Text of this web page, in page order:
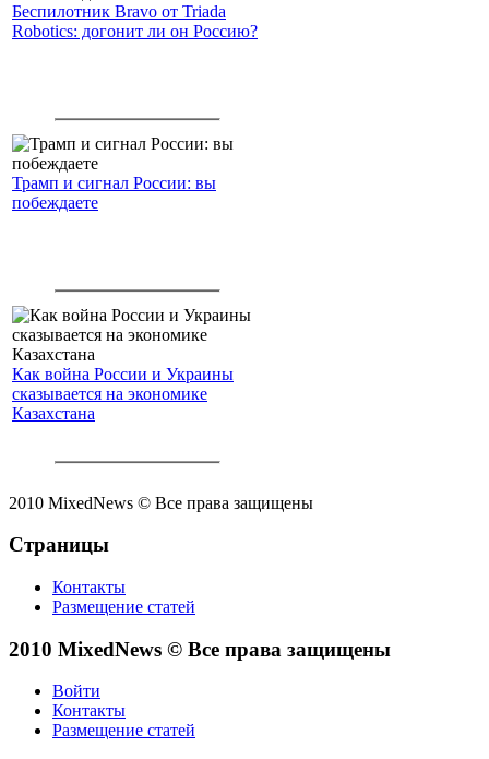
Беспилотник Bravo от Triada
Robotics: догонит ли он Россию?
Трамп и сигнал России: вы
побеждаете
Как война России и Украины
сказывается на экономике
Казахстана
2010 MixedNews © Все права защищены
Страницы
Контакты
Размещение статей
2010 MixedNews © Все права защищены
Войти
Контакты
Размещение статей